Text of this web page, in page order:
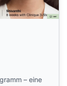
– eine